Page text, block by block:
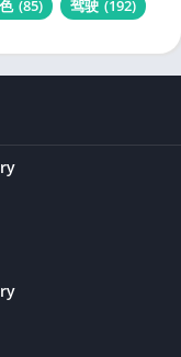
(85) 驾驶 (192)